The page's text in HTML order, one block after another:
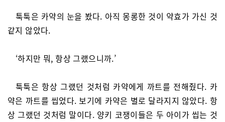
툭툭은 카약의 눈을 봤다. 아직 몽롱한 것이 약효가 가신 것
같지 않았다.
‘하지만 뭐, 항상 그랬으니까.’
툭툭은 항상 그랬던 것처럼 카약에게 까트를 전해줬다. 카
약은 까트를 씹었다. 보기에 카약은 별로 달라지지 않았다. 항
상 그랬던 것처럼 말이다. 양키 코쟁이들은 두 아이가 씹는 것